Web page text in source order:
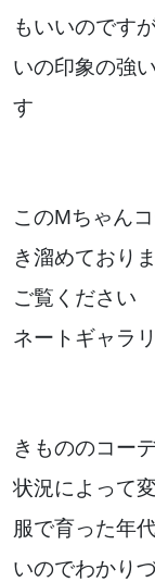
もいいのです
いの印象の強
す
このMちゃん
き溜めており
ご覧ください
ネートギャ
きもののコー
状況によって
服で育った年
いのでわか